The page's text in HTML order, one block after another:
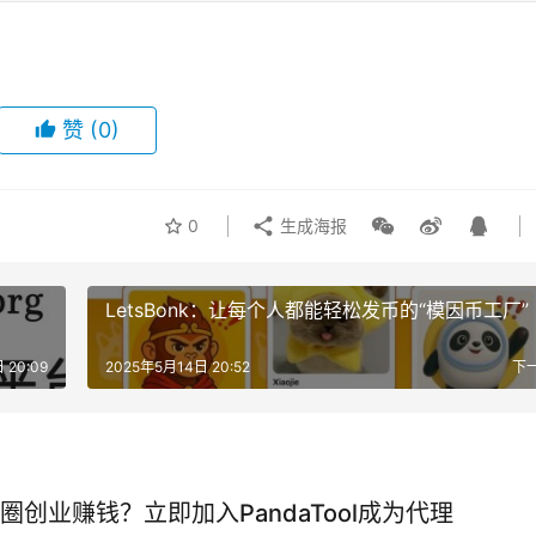
赞 (0)
0 生成海报
20:09
LetsBonk：让每个人都能轻松发币的“模因币工厂”
下
2025年5月14日 20:52
创业赚钱？立即加入PandaTool成为代理